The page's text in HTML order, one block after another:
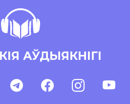
АЎДЫЯКНІГІ